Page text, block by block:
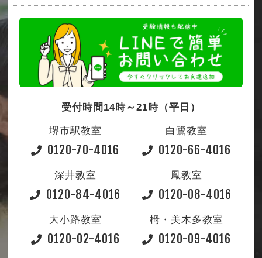
受付時間14時～21時（平日）
堺市駅教室
0120-70-4016
白鷺教室
0120-66-4016
深井教室
0120-84-4016
鳳教室
0120-08-4016
大小路教室
0120-02-4016
栂・美木多教室
0120-09-4016